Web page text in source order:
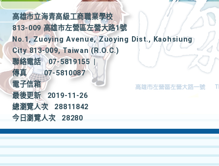
高雄市立海青高級工商職業學校
813-009 高雄市左營區左營大路1號
No.1, Zuoying Avenue, Zuoying Dist., Kaohsiung
City 813-009, Taiwan (R.O.C.)
聯絡電話
07-5819155
|
傳真
07-5810087
電子信箱
最後更新
2019-11-26
總瀏覽人次
28811842
今日瀏覽人次
28280